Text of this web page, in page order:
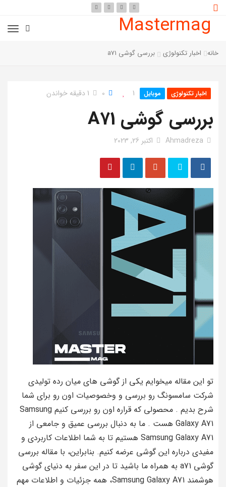
Mastermag
خانه اخبار تکنولوژی بررسی گوشی a71
اخبار تکنولوژی موبایل 1
0 1 دقیقه خواندن
بررسی گوشی A71
Ahmadreza اکتبر 26, 2023
تو این مقاله میخوایم یکی از گوشی های میان رده تولیدی
شرکت سامسونگ رو بررسی و وخصوصیات اون رو برای شما
شرح بدیم . محصولی که قراره اون رو بررسی کنیم Samsung
Galaxy A71 هست . ما به دنبال بررسی عمیق و جامعی از
Samsung Galaxy A71 هستیم تا به شما اطلاعات کاربردی و
مفیدی درباره این گوشی عرضه کنیم. بنابراین، با مقاله بررسی
گوشی a71 به همراه ما باشید تا در این سفر به دنیای گوشی
هوشمند Samsung Galaxy A71، همه جزئیات و اطلاعات مهم